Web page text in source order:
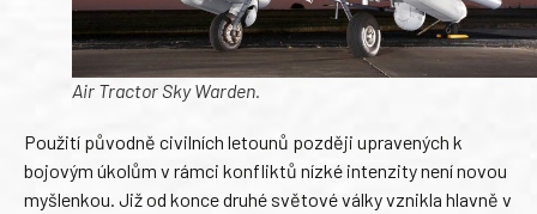
Air Tractor Sky Warden.
Použití původně civilních letounů později upravených k
bojovým úkolům v rámci konfliktů nízké intenzity není novou
myšlenkou. Již od konce druhé světové války vznikla hlavně v